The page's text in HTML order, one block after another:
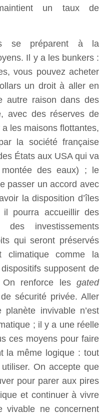
un taux de
se préparent à la
Il y a les bunkers :
vous pouvez acheter
un droit à aller en
autre raison dans des
avec des réserves de
les maisons flottantes,
la société française
États aux USA qui va
des eaux) ; le
passer un accord avec
la disposition d’îles
pourra accueillir des
investissements
qui seront préservés
climatique comme la
supposent de
On renforce les gated
sécurité privée. Aller
invivable n’est
; il y a une réelle
ces moyens pour faire
la même logique : tout
On accepte que
pour parer aux pires
et continuer à vivre
vivable ne concernent